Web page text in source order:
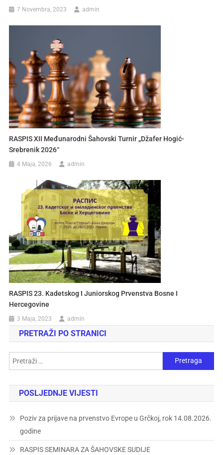
7 Novembra, 2023 admin
RASPIS XII Međunarodni Šahovski Turnir „Džafer Hogić-
Srebrenik 2026“
4 Maja, 2026 admin
RASPIS 23. Kadetskog I Juniorskog Prvenstva Bosne I
Hercegovine
3 Maja, 2023 admin
PRETRAŽI PO STRANICI
POSLJEDNJE VIJESTI
Poziv za prijave na prvenstvo Evrope u Grčkoj, rok 14.08.2026.
godine
RASPIS SEMINARA ZA ŠAHOVSKE SUDIJE